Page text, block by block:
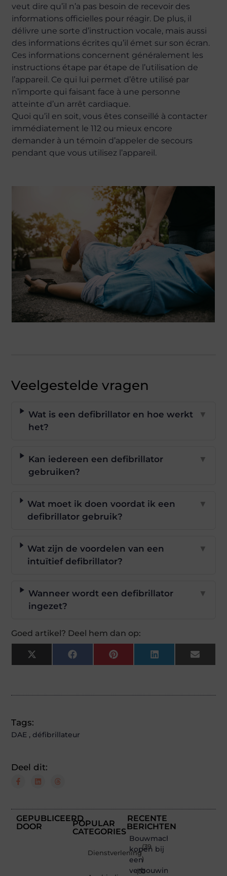
veut dire qu’il n’a pas besoin de recevoir des
informations officielles pour réagir. De plus, il
délivre une sorte d’instruction vocale, mais aussi
des informations écrites qu’il émet sur son écran.
Ces informations concernent généralement les
instructions étape par étape de l’utilisation de
l’appareil. Ce qui lui permet d’être utilisé par
n’importe qui faisant face à une personne
atteinte d’un arrêt cardiaque.
Quoi qu’il en soit, vous êtes conseillé à contacter
immédiatement le 112 ou mieux encore
demander à un témoin d’appeler de secours
pendant que vous utilisez l’appareil.
Veelgestelde vragen
Wat is een defibrillator en hoe werkt
het?
▼
Kan iedereen een defibrillator
gebruiken?
▼
Wat moet ik doen voordat ik een
defibrillator gebruik?
▼
Wat zijn de voordelen van een
intuïtief defibrillator?
▼
Wanneer wordt een defibrillator
ingezet?
▼
Goed artikel? Deel hem dan op:
X
(Twitter)
FacebookPinterestLinkedInEmail
Tags:
DAE ,défibrillateur
Deel dit:
GEPUBLICEERD
DOOR
POPULAR
CATEGORIES
Dienstverlening
(39
)
(33
RECENTE
BERICHTEN
Bouwmachines
kopen bij
een
verbouwing